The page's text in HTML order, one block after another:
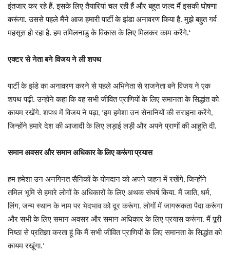
इंतजार कर रहे हैं. इसके लिए तैयारियां चल रही हैं और बहुत जल्द मैं इसकी घोषणा
करूंगा. उससे पहले मैंने आज हमारी पार्टी के झंडा अनावरण किया है. मुझे बहुत गर्व
महसूस हो रहा है. हम तमिलनाडु के विकास के लिए मिलकर काम करेंगे.‘
एक्टर से नेता बने विजय ने ली शपथ
पार्टी के झंडे का अनावरण करने से पहले अभिनेता से राजनेता बने विजय ने एक
शपथ पढ़ी. उन्होंने कहा कि वह सभी जीवित प्राणियों के लिए समानता के सिद्धांत को
कायम रखेंगे. शपथ में विजय ने पढ़ा, ‘हम हमेशा उन सेनानियों की सराहना करेंगे,
जिन्होंने हमारे देश की आजादी के लिए लड़ाई लड़ी और अपने प्राणों की आहुति दी.
समान अवसर और समान अधिकार के लिए करूंगा प्रयास
हम हमेशा उन अनगिनत सैनिकों के योगदान को अपने जहन में रखेंगे,जिन्होंने
तमिल भूमि से हमारे लोगों के अधिकारों के लिए अथक संघर्ष किया. मैं जाति, धर्म,
लिंग,जन्म स्थान के नाम पर भेदभाव को दूर करूंगा. लोगों में जागरूकता पैदा करूंगा
और सभी के लिए समान अवसर और समान अधिकार के लिए प्रयास करूंगा. मैं पूरी
निष्ठा से प्रतिज्ञा करता हूं कि मैं सभी जीवित प्राणियों के लिए समानता के सिद्धांत को
कायम रखूंगा.‘